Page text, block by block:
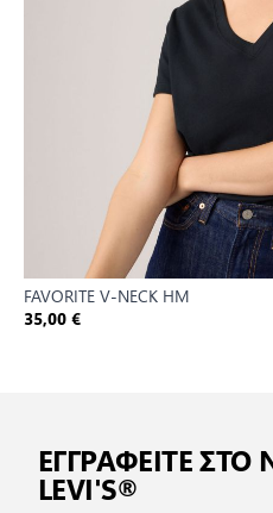
FAVORITE V-NECK HM
35,00 €
ΕΓΓΡΑΦΕΙΤΕ ΣΤΟ
LEVI'S®